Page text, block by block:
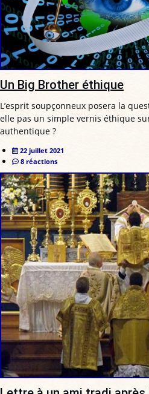
Un Big Brother éthique
L’esprit soupçonneux posera la
elle pas un simple vernis éthique
authentique ?
22 juillet 2021
8 réactions